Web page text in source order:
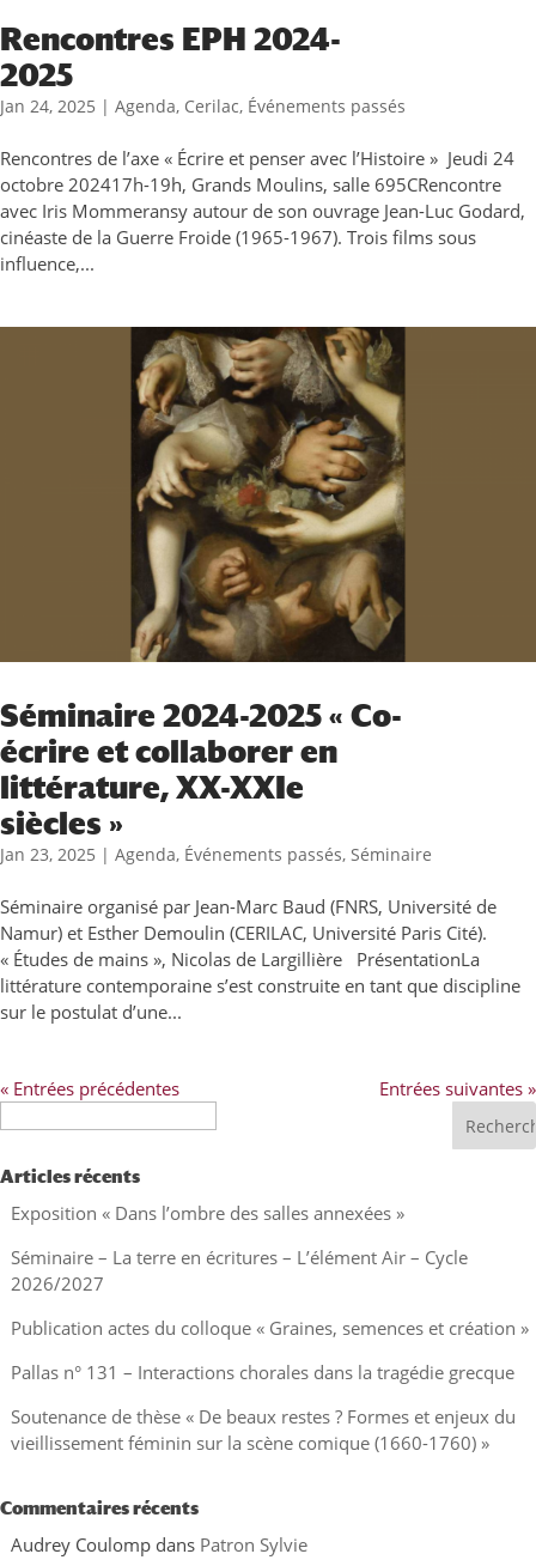
Rencontres EPH 2024-
2025
Jan 24, 2025 | Agenda, Cerilac, Événements passés
Rencontres de l’axe « Écrire et penser avec l’Histoire » Jeudi 24
octobre 202417h-19h, Grands Moulins, salle 695CRencontre
avec Iris Mommeransy autour de son ouvrage Jean-Luc Godard,
cinéaste de la Guerre Froide (1965-1967). Trois films sous
influence,...
Séminaire 2024-2025 « Co-
écrire et collaborer en
littérature, XX-XXIe
siècles »
Jan 23, 2025 | Agenda, Événements passés, Séminaire
Séminaire organisé par Jean-Marc Baud (FNRS, Université de
Namur) et Esther Demoulin (CERILAC, Université Paris Cité).
« Études de mains », Nicolas de Largillière PrésentationLa
littérature contemporaine s’est construite en tant que discipline
sur le postulat d’une...
« Entrées précédentes
Entrées suivantes »
Articles récents
Exposition « Dans l’ombre des salles annexées »
Séminaire – La terre en écritures – L’élément Air – Cycle
2026/2027
Publication actes du colloque « Graines, semences et création »
Pallas n° 131 – Interactions chorales dans la tragédie grecque
Soutenance de thèse « De beaux restes ? Formes et enjeux du
vieillissement féminin sur la scène comique (1660-1760) »
Commentaires récents
Audrey Coulompdans Patron Sylvie